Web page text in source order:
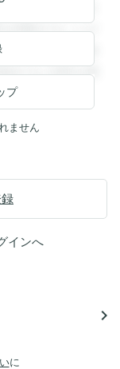
録すると回答を
閲覧することが
できます。登録
すると回答を閲
プ
ません
インへ
navigate_next
に